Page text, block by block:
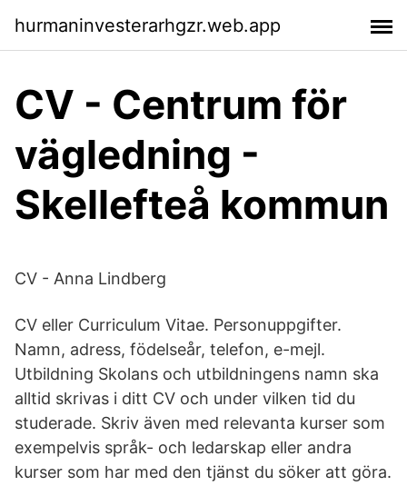
hurmaninvesterarhgzr.web.app
CV - Centrum för
vägledning -
Skellefteå kommun
CV - Anna Lindberg
CV eller Curriculum Vitae. Personuppgifter.
Namn, adress, födelseår, telefon, e-mejl.
Utbildning Skolans och utbildningens namn ska
alltid skrivas i ditt CV och under vilken tid du
studerade. Skriv även med relevanta kurser som
exempelvis språk- och ledarskap eller andra
kurser som har med den tjänst du söker att göra.